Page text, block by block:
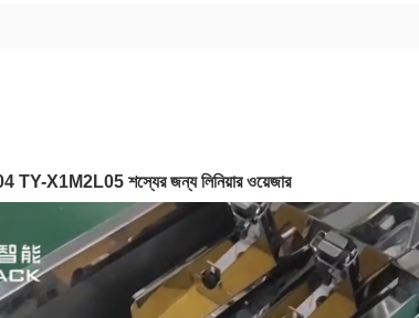
X1M2L05 শস্যের জন্য লিনিয়ার ওয়েজার